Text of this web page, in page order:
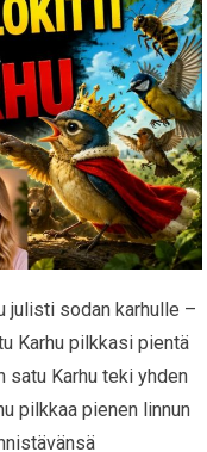
julisti sodan karhulle –
Karhu pilkkasi pientä
satu Karhu teki yhden
pilkkaa pienen linnun